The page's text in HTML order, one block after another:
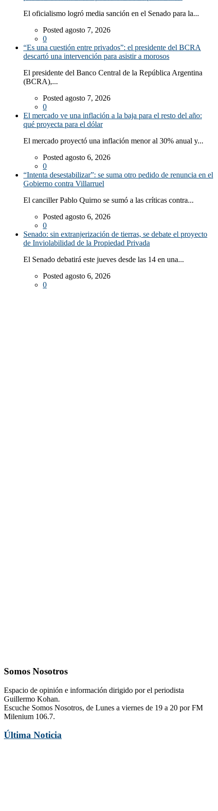
El oficialismo logró media sanción en el Senado para la...
Posted agosto 7, 2026
0
“Es una cuestión entre privados”: el presidente del BCRA
descartó una intervención para asistir a morosos
El presidente del Banco Central de la República Argentina
(BCRA),...
Posted agosto 7, 2026
0
El mercado ve una inflación a la baja para el resto del año:
qué proyecta para el dólar
El mercado proyectó una inflación menor al 30% anual y...
Posted agosto 6, 2026
0
“Intenta desestabilizar”: se suma otro pedido de renuncia en el
Gobierno contra Villarruel
El canciller Pablo Quirno se sumó a las críticas contra...
Posted agosto 6, 2026
0
Senado: sin extranjerización de tierras, se debate el proyecto
de Inviolabilidad de la Propiedad Privada
El Senado debatirá este jueves desde las 14 en una...
Posted agosto 6, 2026
0
Somos Nosotros
Espacio de opinión e información dirigido por el periodista
Guillermo Kohan.
Escuche Somos Nosotros, de Lunes a viernes de 19 a 20 por FM
Milenium 106.7.
Última Noticia